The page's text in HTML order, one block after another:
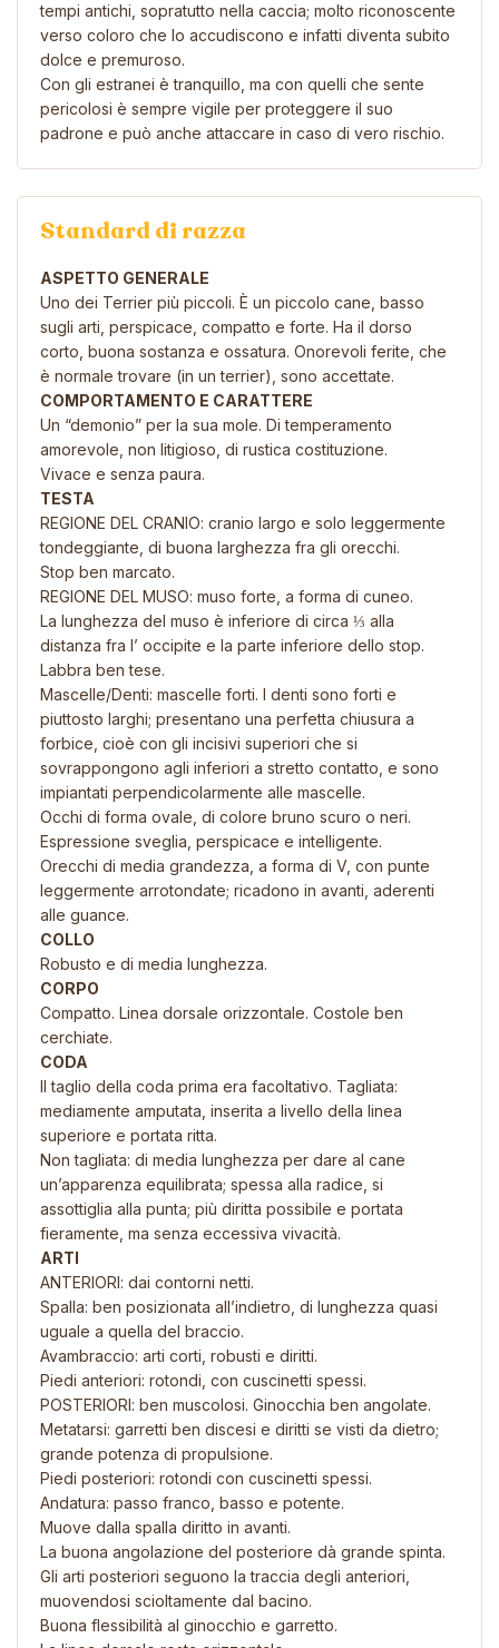
tempi antichi, sopratutto nella caccia; molto riconoscente
verso coloro che lo accudiscono e infatti diventa subito
dolce e premuroso.
Con gli estranei è tranquillo, ma con quelli che sente
pericolosi è sempre vigile per proteggere il suo
padrone e può anche attaccare in caso di vero rischio.
Standard di razza
ASPETTO GENERALE
Uno dei Terrier più piccoli. È un piccolo cane, basso
sugli arti, perspicace, compatto e forte. Ha il dorso
corto, buona sostanza e ossatura. Onorevoli ferite, che
è normale trovare (in un terrier), sono accettate.
COMPORTAMENTO E CARATTERE
Un “demonio” per la sua mole. Di temperamento
amorevole, non litigioso, di rustica costituzione.
Vivace e senza paura.
TESTA
REGIONE DEL CRANIO: cranio largo e solo leggermente
tondeggiante, di buona larghezza fra gli orecchi.
Stop ben marcato.
REGIONE DEL MUSO: muso forte, a forma di cuneo.
La lunghezza del muso è inferiore di circa ⅓ alla
distanza fra l’ occipite e la parte inferiore dello stop.
Labbra ben tese.
Mascelle/Denti: mascelle forti. I denti sono forti e
piuttosto larghi; presentano una perfetta chiusura a
forbice, cioè con gli incisivi superiori che si
sovrappongono agli inferiori a stretto contatto, e sono
impiantati perpendicolarmente alle mascelle.
Occhi di forma ovale, di colore bruno scuro o neri.
Espressione sveglia, perspicace e intelligente.
Orecchi di media grandezza, a forma di V, con punte
leggermente arrotondate; ricadono in avanti, aderenti
alle guance.
COLLO
Robusto e di media lunghezza.
CORPO
Compatto. Linea dorsale orizzontale. Costole ben
cerchiate.
CODA
Il taglio della coda prima era facoltativo. Tagliata:
mediamente amputata, inserita a livello della linea
superiore e portata ritta.
Non tagliata: di media lunghezza per dare al cane
un’apparenza equilibrata; spessa alla radice, si
assottiglia alla punta; più diritta possibile e portata
fieramente, ma senza eccessiva vivacità.
ARTI
ANTERIORI: dai contorni netti.
Spalla: ben posizionata all’indietro, di lunghezza quasi
uguale a quella del braccio.
Avambraccio: arti corti, robusti e diritti.
Piedi anteriori: rotondi, con cuscinetti spessi.
POSTERIORI: ben muscolosi. Ginocchia ben angolate.
Metatarsi: garretti ben discesi e diritti se visti da dietro;
grande potenza di propulsione.
Piedi posteriori: rotondi con cuscinetti spessi.
Andatura: passo franco, basso e potente.
Muove dalla spalla diritto in avanti.
La buona angolazione del posteriore dà grande spinta.
Gli arti posteriori seguono la traccia degli anteriori,
muovendosi scioltamente dal bacino.
Buona flessibilità al ginocchio e garretto.